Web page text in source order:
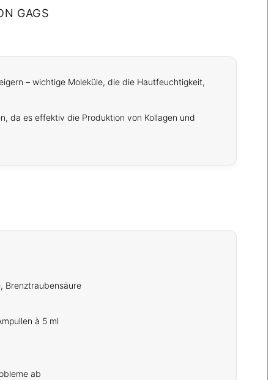
GAGS
– wichtige Moleküle, die die Hautfeuchtigkeit,
da es effektiv die Produktion von Kollagen und
Brenztraubensäure
à 5 ml
ab